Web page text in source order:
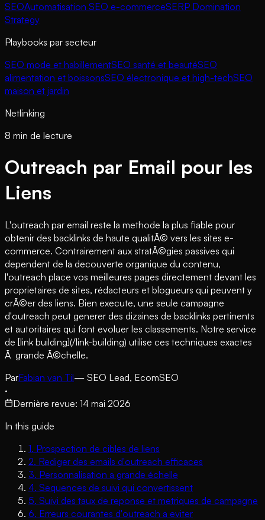
SEOAutomatisation SEO e-commerceSERP Domination
Strategy
Playbooks par secteur
SEO mode et habillementSEO santé et beautéSEO
alimentation et boissonsSEO électronique et high-techSEO
maison et jardin
Netlinking
8 min de lecture
Outreach par Email pour les
Liens
L'outreach par email reste la methode la plus fiable pour
obtenir des backlinks de haute qualitÃ© vers les sites e-
commerce. Contrairement aux stratÃ©gies passives qui
dependent de la decouverte organique du contenu,
l'outreach place vos meilleures pages directement devant les
proprietaires de sites, rédacteurs et blogueurs qui peuvent y
crÃ©er des liens. Bien execute, une seule campagne
d'outreach peut generer des dizaines de backlinks pertinents
et autoritaires qui font evoluer les classements. Notre service
de [link building](/link-building) utilise ces techniques exactes
Ã grande Ã©chelle.
ParFabian van Til— SEO Lead, EcomSEO
·
Dernière revue: 14 mai 2026
In this guide
1. Prospection de cibles de liens
2. Rediger des emails d'outreach efficaces
3. Personnalisation a grande échelle
4. Sequences de suivi qui convertissent
5. Suivi des taux de reponse et metriques de campagne
6. Erreurs courantes d'outreach a eviter